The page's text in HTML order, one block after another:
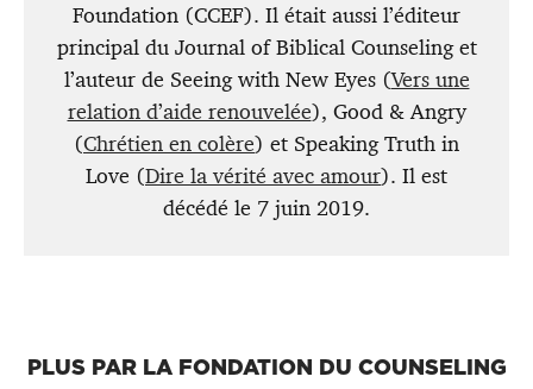
Foundation (CCEF). Il était aussi l’éditeur
principal du Journal of Biblical Counseling et
l’auteur de Seeing with New Eyes (Vers une
relation d’aide renouvelée), Good & Angry
(Chrétien en colère) et Speaking Truth in
Love (Dire la vérité avec amour). Il est
décédé le 7 juin 2019.
PLUS PAR LA FONDATION DU COUNSELING